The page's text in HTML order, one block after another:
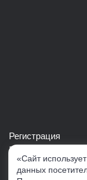
Регистрация
Войти в свой
Скачать каталог
«Сайт
данных